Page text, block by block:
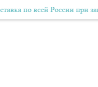
Авиа-доставка по всей
всей России при заказе от